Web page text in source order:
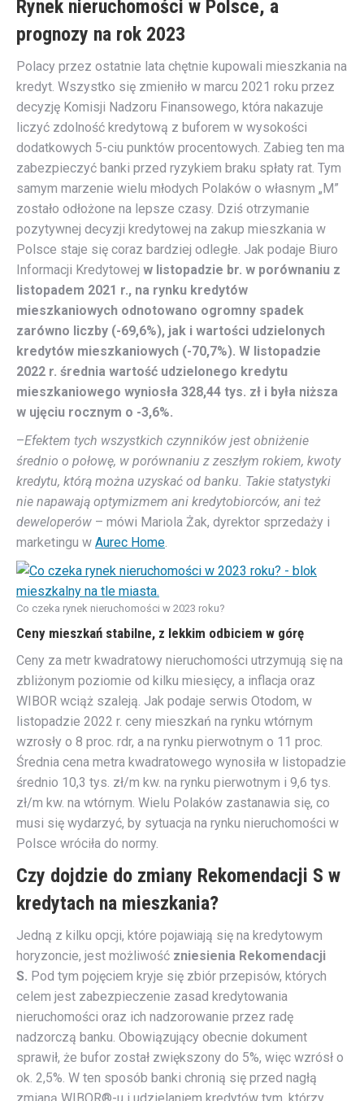
Rynek nieruchomości w Polsce, a
prognozy na rok 2023
Polacy przez ostatnie lata chętnie kupowali mieszkania na
kredyt. Wszystko się zmieniło w marcu 2021 roku przez
decyzję Komisji Nadzoru Finansowego, która nakazuje
liczyć zdolność kredytową z buforem w wysokości
dodatkowych 5-ciu punktów procentowych. Zabieg ten ma
zabezpieczyć banki przed ryzykiem braku spłaty rat. Tym
samym marzenie wielu młodych Polaków o własnym „M”
zostało odłożone na lepsze czasy. Dziś otrzymanie
pozytywnej decyzji kredytowej na zakup mieszkania w
Polsce staje się coraz bardziej odległe. Jak podaje Biuro
Informacji Kredytowej w listopadzie br. w porównaniu z
listopadem 2021 r., na rynku kredytów
mieszkaniowych odnotowano ogromny spadek
zarówno liczby (-69,6%), jak i wartości udzielonych
kredytów mieszkaniowych (-70,7%). W listopadzie
2022 r. średnia wartość udzielonego kredytu
mieszkaniowego wyniosła 328,44 tys. zł i była niższa
w ujęciu rocznym o -3,6%.
–Efektem tych wszystkich czynników jest obniżenie
średnio o połowę, w porównaniu z zeszłym rokiem, kwoty
kredytu, którą można uzyskać od banku. Takie statystyki
nie napawają optymizmem ani kredytobiorców, ani też
deweloperów – mówi Mariola Żak, dyrektor sprzedaży i
marketingu w Aurec Home.
Co czeka rynek nieruchomości w 2023 roku?
Ceny mieszkań stabilne, z lekkim odbiciem w górę
Ceny za metr kwadratowy nieruchomości utrzymują się na
zbliżonym poziomie od kilku miesięcy, a inflacja oraz
WIBOR wciąż szaleją. Jak podaje serwis Otodom, w
listopadzie 2022 r. ceny mieszkań na rynku wtórnym
wzrosły o 8 proc. rdr, a na rynku pierwotnym o 11 proc.
Średnia cena metra kwadratowego wynosiła w listopadzie
średnio 10,3 tys. zł/m kw. na rynku pierwotnym i 9,6 tys.
zł/m kw. na wtórnym. Wielu Polaków zastanawia się, co
musi się wydarzyć, by sytuacja na rynku nieruchomości w
Polsce wróciła do normy.
Czy dojdzie do zmiany Rekomendacji S w
kredytach na mieszkania?
Jedną z kilku opcji, które pojawiają się na kredytowym
horyzoncie, jest możliwość zniesienia Rekomendacji
S. Pod tym pojęciem kryje się zbiór przepisów, których
celem jest zabezpieczenie zasad kredytowania
nieruchomości oraz ich nadzorowanie przez radę
nadzorczą banku. Obowiązujący obecnie dokument
sprawił, że bufor został zwiększony do 5%, więc wzrósł o
ok. 2,5%. W ten sposób banki chronią się przed nagłą